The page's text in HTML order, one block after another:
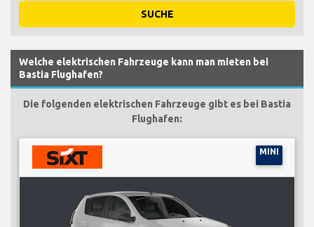
SUCHE
Welche elektrischen Fahrzeuge kann man mieten bei
Bastia Flughafen?
Die folgenden elektrischen Fahrzeuge gibt es bei Bastia
Flughafen:
MINI